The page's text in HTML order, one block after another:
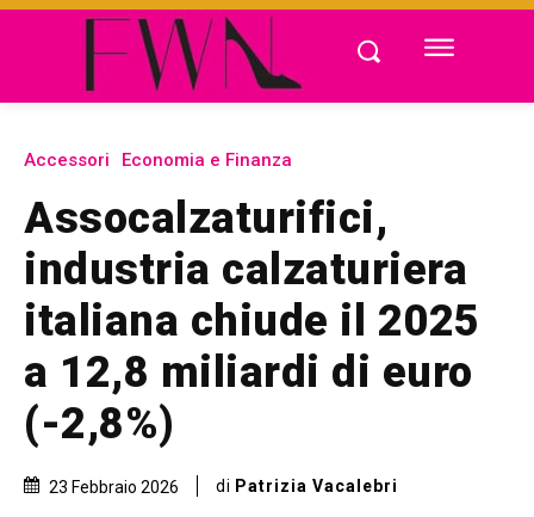
Accessori Economia e Finanza
Assocalzaturifici,
industria calzaturiera
italiana chiude il 2025
a 12,8 miliardi di euro
(-2,8%)
23 Febbraio 2026 di Patrizia Vacalebri